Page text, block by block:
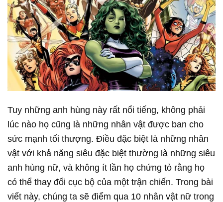
Tuy những anh hùng này rất nổi tiếng, không phải
lúc nào họ cũng là những nhân vật được ban cho
sức mạnh tối thượng. Điều đặc biệt là những nhân
vật với khả năng siêu đặc biệt thường là những siêu
anh hùng nữ, và không ít lần họ chứng tỏ rằng họ
có thể thay đổi cục bộ của một trận chiến. Trong bài
viết này, chúng ta sẽ điểm qua 10 nhân vật nữ trong